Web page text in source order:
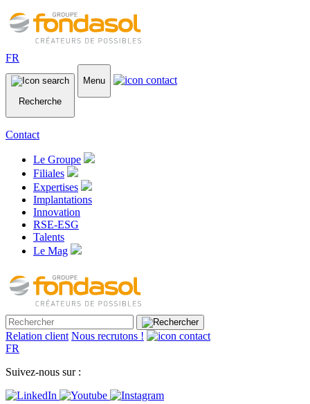
FR
Recherche
Menu
Contact
Le Groupe
Filiales
Expertises
Implantations
Innovation
RSE-ESG
Talents
Le Mag
Relation client Nous recrutons !
FR
Suivez-nous sur :